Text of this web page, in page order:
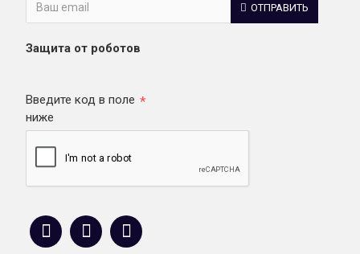
ОТПРАВИТЬ
Защита от роботов
Введите код в поле
ниже